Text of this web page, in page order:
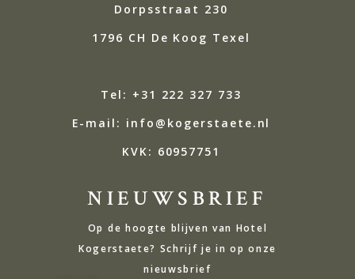
Dorpsstraat 230
1796 CH De Koog Texel
Tel: +31 222 327 733
E-mail: info@kogerstaete.nl
KVK: 60957751
NIEUWSBRIEF
Op de hoogte blijven van Hotel
Kogerstaete? Schrijf je in op onze
nieuwsbrief